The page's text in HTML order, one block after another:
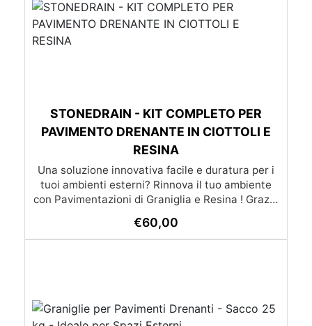
STONEDRAIN - KIT COMPLETO PER
PAVIMENTO DRENANTE IN CIOTTOLI E
RESINA
Una soluzione innovativa facile e duratura per i
tuoi ambienti esterni? Rinnova il tuo ambiente
con Pavimentazioni di Graniglia e Resina ! Grazie
trasformare qualsiasi superficie diventa un gioco
da ragazzi: l’applicazione è molto semplice e –
posatori. oppure se preferisci puoi chiedere un
preventivo su misura già con posa inclusa
€60,00